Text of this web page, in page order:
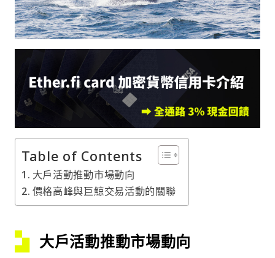
Table of Contents
大戶活動推動市場動向
價格高峰與巨鯨交易活動的關聯
大戶活動推動市場動向